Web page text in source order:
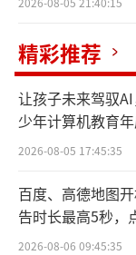
图1：第四
一直以
口，国内产
链安全隐患
精彩推荐
让孩子未来驾驭
少年计算机教育
2026-08-05 17:45:35
百度、高德地图
告时长最高5秒，
2026-08-06 09:45:35